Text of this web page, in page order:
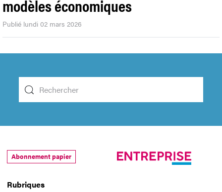
modèles économiques
Publié lundi 02 mars 2026
Rubriques
Abonnement papier